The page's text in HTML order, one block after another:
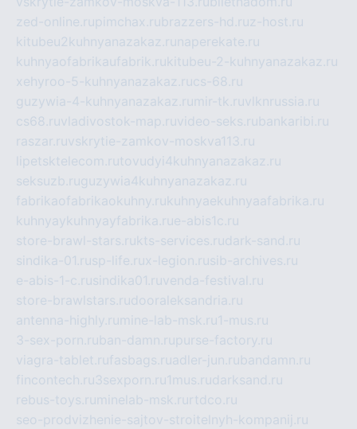
zed-online.rupimchax.rubrazzers-hd.ruz-host.ru
kitubeu2kuhnyanazakaz.ru naperekate.ru
kuhnyaofabrikaufabrik.rukitubeu-2-kuhnyanazakaz.ru
xehyroo-5-kuhnyanazakaz.rucs-68.ru
guzywia-4-kuhnyanazakaz.ru mir-tk.ruvlknrussia.ru
cs68.ruvladivostok-map.ruvideo-seks.rubankaribi.ru
raszar.ruvskrytie-zamkov-moskva113.ru
lipetsktelecom.rutovudyi4kuhnyanazakaz.ru
seksuzb.ruguzywia4kuhnyanazakaz.ru
fabrikaofabrikaokuhny.rukuhnyaekuhnyaafabrika.ru
kuhnyaykuhnyayfabrika.rue-abis1c.ru
store-brawl-stars.rukts-services.rudark-sand.ru
sindika-01.rusp-life.rux-legion.rusib-archives.ru
e-abis-1-c.rusindika01.ruvenda-festival.ru
store-brawlstars.rudooraleksandria.ru
antenna-highly.ru mine-lab-msk.ru1-mus.ru
3-sex-porn.ruban-damn.rupurse-factory.ru
viagra-tablet.rufasbags.ruadler-jun.rubandamn.ru
fincontech.ru3sexporn.ru1mus.rudarksand.ru
rebus-toys.ru minelab-msk.ru rtdco.ru
seo-prodvizhenie-sajtov-stroitelnyh-kompanij.ru